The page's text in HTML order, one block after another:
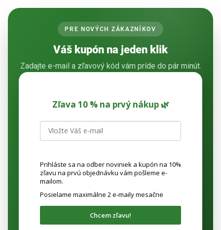
PRE NOVÝCH ZÁKAZNÍKOV
Váš kupón na jeden klik
Zadajte e-mail a zľavový kód vám príde do pár minút.
Zľava 10 % na prvý nákup 🌿
Prihláste sa na odber noviniek a kupón na 10%
zľavu na prvú objednávku vám pošleme e-
mailom.
Posielame maximálne 2 e-maily mesačne
Chcem zľavu!